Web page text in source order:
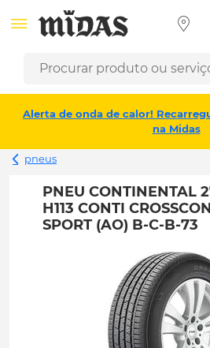
Alerta de onda de calor!
na Midas
pneus
PNEU CONTINENTAL
H113 CONTI
SPORT (AO) B-C-B-73